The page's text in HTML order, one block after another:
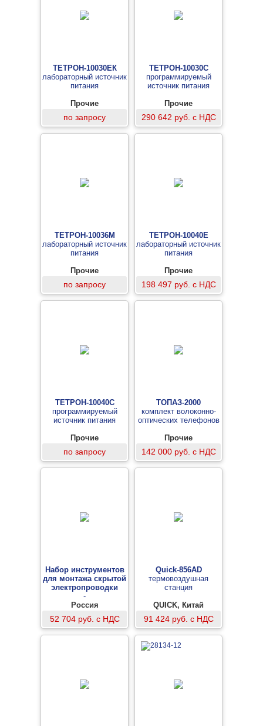
ТЕТРОН-10030ЕК
лабораторный источник
питания
Прочие
по запросу
ТЕТРОН-10030С
программируемый
источник питания
Прочие
290 642 руб. с НДС
ТЕТРОН-10036М
лабораторный источник
питания
Прочие
по запросу
ТЕТРОН-10040Е
лабораторный источник
питания
Прочие
198 497 руб. с НДС
ТЕТРОН-10040С
программируемый
источник питания
Прочие
по запросу
ТОПАЗ-2000
комплект волоконно-
оптических телефонов
Прочие
142 000 руб. с НДС
Набор инструментов
для монтажа скрытой
электропроводки
-
Россия
52 704 руб. с НДС
Quick-856AD
термовоздушная
станция
QUICK, Китай
91 424 руб. с НДС